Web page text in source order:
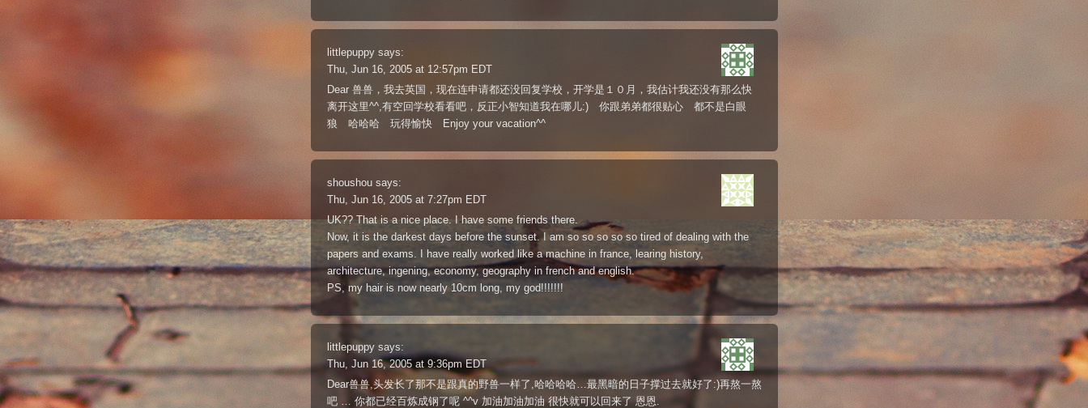
littlepuppy says:
Thu, Jun 16, 2005 at 12:57pm EDT
Dear 兽兽，我去英国，现在连申请都还没回复学校，开学是１０月，我估计我还没有那么快
离开这里^^,有空回学校看看吧，反正小智知道我在哪儿:) 你跟弟弟都很贴心 都不是白眼
狼 哈哈哈 玩得愉快 Enjoy your vacation^^
shoushou says:
Thu, Jun 16, 2005 at 7:27pm EDT
UK?? That is a nice place. I have some friends there.
Now, it is the darkest days before the sunset. I am so so so so so tired of dealing with the
papers and exams. I have really worked like a machine in france, learing history,
architecture, ingening, economy, geography in french and english.
PS, my hair is now nearly 10cm long, my god!!!!!!!
littlepuppy says:
Thu, Jun 16, 2005 at 9:36pm EDT
Dear兽兽,头发长了那不是跟真的野兽一样了,哈哈哈哈…最黑暗的日子撑过去就好了:)再熬一熬
吧 … 你都已经百炼成钢了呢 ^^v 加油加油加油 很快就可以回来了 恩恩.